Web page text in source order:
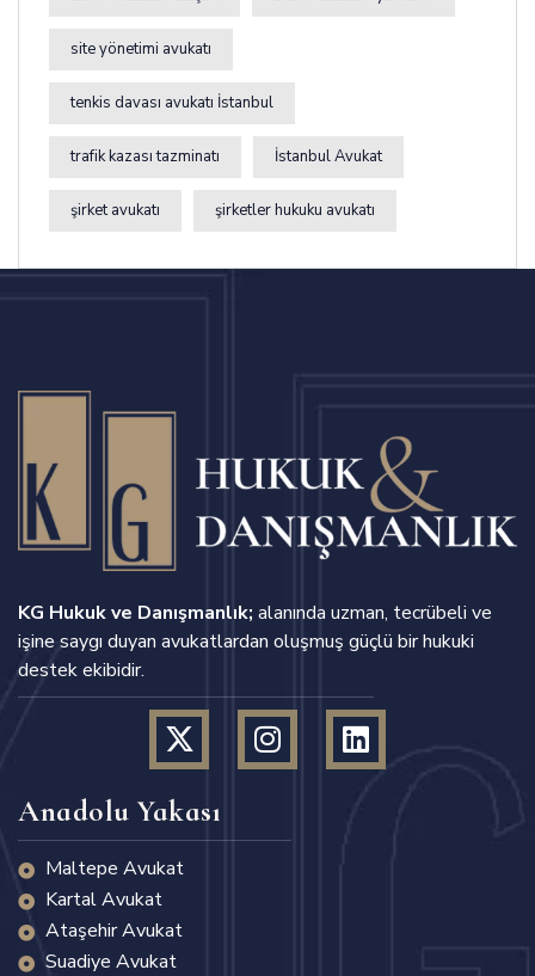
site yönetimi avukatı
tenkis davası avukatı İstanbul
trafik kazası tazminatı İstanbul Avukat
şirket avukatı şirketler hukuku avukatı
KG Hukuk ve Danışmanlık; alanında uzman, tecrübeli ve
işine saygı duyan avukatlardan oluşmuş güçlü bir hukuki
destek ekibidir.
Anadolu Yakası
Maltepe Avukat
Kartal Avukat
Ataşehir Avukat
Suadiye Avukat